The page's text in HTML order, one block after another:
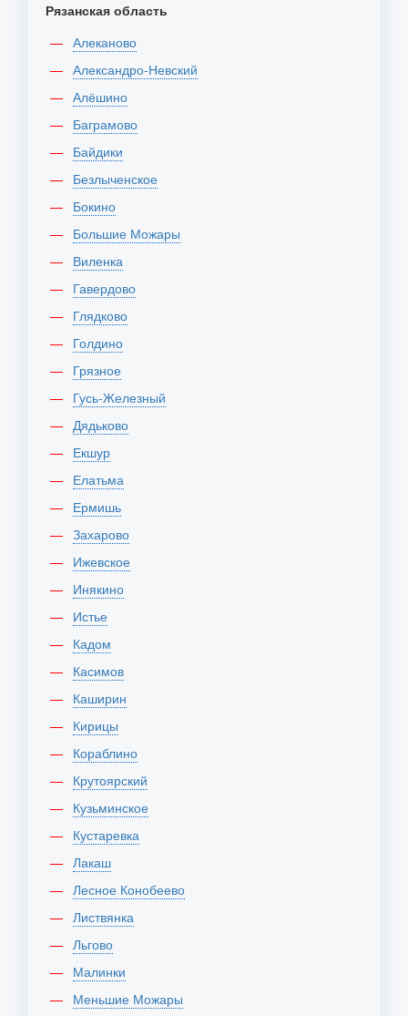
Рязанская область
Алеканово
Александро-Невский
Алёшино
Баграмово
Байдики
Безлыченское
Бокино
Большие Можары
Виленка
Гавердово
Глядково
Голдино
Грязное
Гусь-Железный
Дядьково
Екшур
Елатьма
Ермишь
Захарово
Ижевское
Инякино
Истье
Кадом
Касимов
Каширин
Кирицы
Кораблино
Крутоярский
Кузьминское
Кустаревка
Лакаш
Лесное Конобеево
Листвянка
Льгово
Малинки
Меньшие Можары